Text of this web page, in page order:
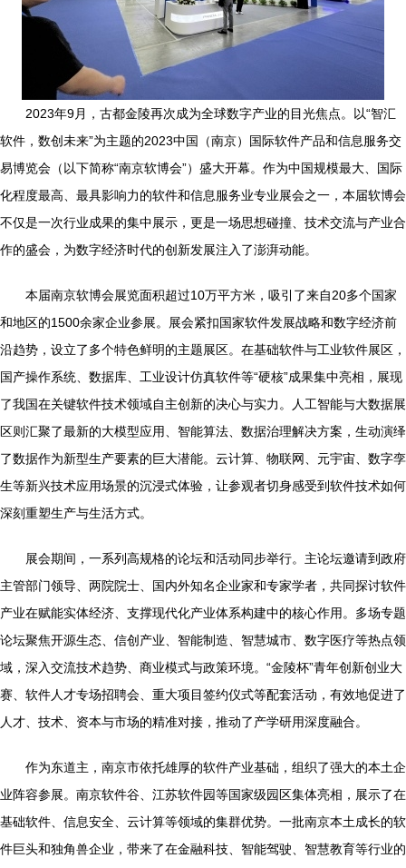
2023年9月，古都金陵再次成为全球数字产业的目光焦点。以“智汇
软件，数创未来”为主题的2023中国（南京）国际软件产品和信息服务交
易博览会（以下简称“南京软博会”）盛大开幕。作为中国规模最大、国际
化程度最高、最具影响力的软件和信息服务业专业展会之一，本届软博会
不仅是一次行业成果的集中展示，更是一场思想碰撞、技术交流与产业合
作的盛会，为数字经济时代的创新发展注入了澎湃动能。
本届南京软博会展览面积超过10万平方米，吸引了来自20多个国家
和地区的1500余家企业参展。展会紧扣国家软件发展战略和数字经济前
沿趋势，设立了多个特色鲜明的主题展区。在基础软件与工业软件展区，
国产操作系统、数据库、工业设计仿真软件等“硬核”成果集中亮相，展现
了我国在关键软件技术领域自主创新的决心与实力。人工智能与大数据展
区则汇聚了最新的大模型应用、智能算法、数据治理解决方案，生动演绎
了数据作为新型生产要素的巨大潜能。云计算、物联网、元宇宙、数字孪
生等新兴技术应用场景的沉浸式体验，让参观者切身感受到软件技术如何
深刻重塑生产与生活方式。
展会期间，一系列高规格的论坛和活动同步举行。主论坛邀请到政府
主管部门领导、两院院士、国内外知名企业家和专家学者，共同探讨软件
产业在赋能实体经济、支撑现代化产业体系构建中的核心作用。多场专题
论坛聚焦开源生态、信创产业、智能制造、智慧城市、数字医疗等热点领
域，深入交流技术趋势、商业模式与政策环境。“金陵杯”青年创新创业大
赛、软件人才专场招聘会、重大项目签约仪式等配套活动，有效地促进了
人才、技术、资本与市场的精准对接，推动了产学研用深度融合。
作为东道主，南京市依托雄厚的软件产业基础，组织了强大的本土企
业阵容参展。南京软件谷、江苏软件园等国家级园区集体亮相，展示了在
基础软件、信息安全、云计算等领域的集群优势。一批南京本土成长的软
件巨头和独角兽企业，带来了在金融科技、智能驾驶、智慧教育等行业的